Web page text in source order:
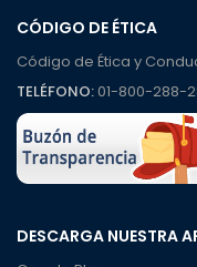
CÓDIGO DE ÉTICA
Código de Ética y
TELÉFONO:01-800-288-
DESCARGA NUESTRA